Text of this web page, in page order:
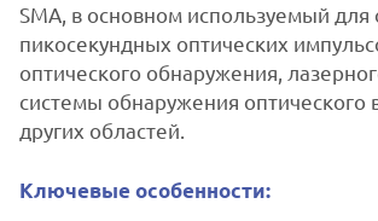
SMA, в основном используемый
пикосекундных оптических
оптического обнаружения,
системы обнаружения оптического
других областей.
Ключевые особенности: